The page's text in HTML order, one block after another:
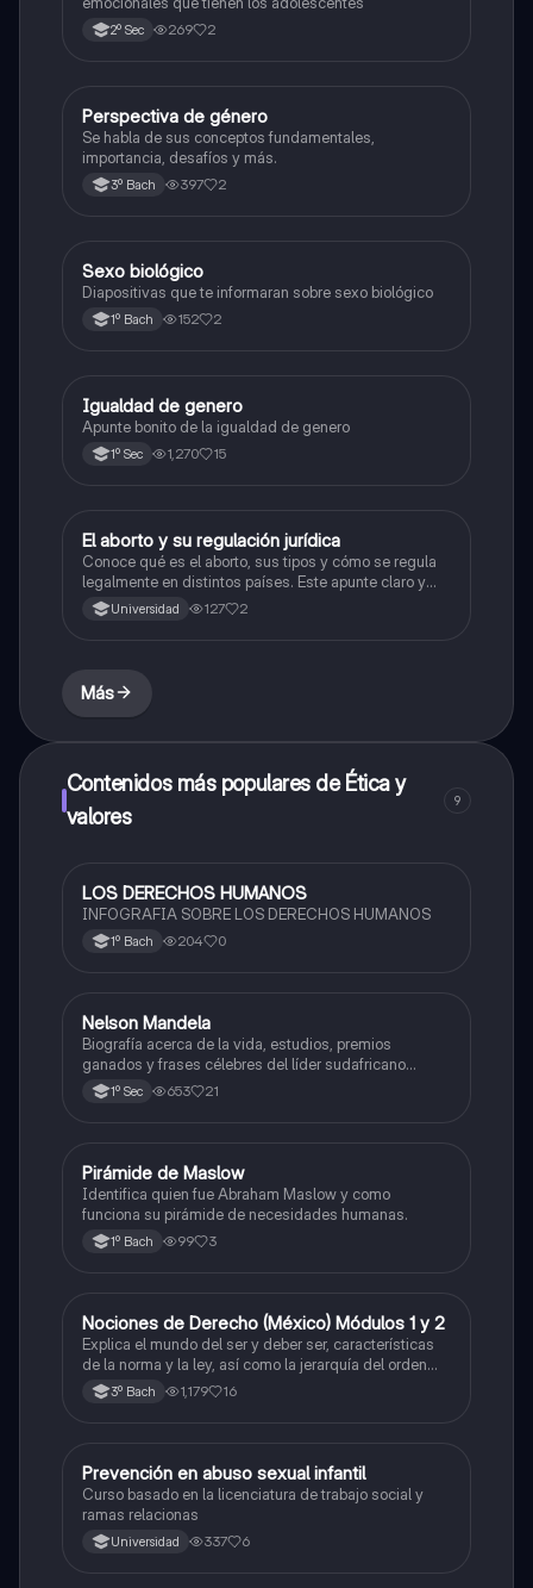
2º Sec 269 2
Ética y valores
Perspectiva de género
Se habla de sus conceptos fundamentales,
importancia, desafíos y más.
3º Bach 397 2
Ética y valores
Sexo biológico
Diapositivas que te informaran sobre sexo biológico
1º Bach 152 2
Formación Cívica y Ética
Igualdad de genero
Apunte bonito de la igualdad de genero
1º Sec 1,270 15
Ética y valores
El aborto y su regulación jurídica
Conoce qué es el aborto, sus tipos y cómo se regula
legalmente en distintos países. Este apunte claro y
resumido es ideal para tareas, exámenes o debates.
¡Descárgalo y prepárate con información confiable!
Universidad 127 2
Más
Contenidos más populares de Ética y
valores
9
Ética y valores
LOS DERECHOS HUMANOS
INFOGRAFIA SOBRE LOS DERECHOS HUMANOS
1º Bach 204 0
Historia
Nelson Mandela
Biografía acerca de la vida, estudios, premios
ganados y frases célebres del líder sudafricano
Nelson Mandela.
1º Sec 653 21
Ética y valores
Pirámide de Maslow
Identifica quien fue Abraham Maslow y como
funciona su pirámide de necesidades humanas.
1º Bach 99 3
Ética y valores
Nociones de Derecho (México) Módulos 1 y 2
Explica el mundo del ser y deber ser, características
de la norma y la ley, así como la jerarquía del orden
jurídico mexicano. El concepto de derecho y su
clasificación, las fuentes del derecho y los factores de
3º Bach 1,179 16
Ética y valores
Prevención en abuso sexual infantil
Curso basado en la licenciatura de trabajo social y
ramas relacionas
Universidad 337 6